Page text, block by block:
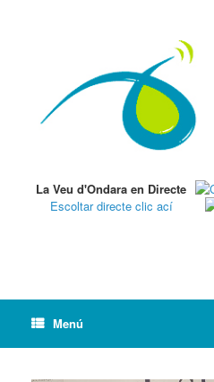
La Veu d'Ondara en Directe
Escoltar directe clic ací
Menú